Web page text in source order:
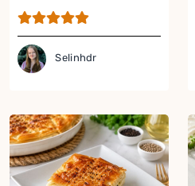
Tarifi
Selinhdr